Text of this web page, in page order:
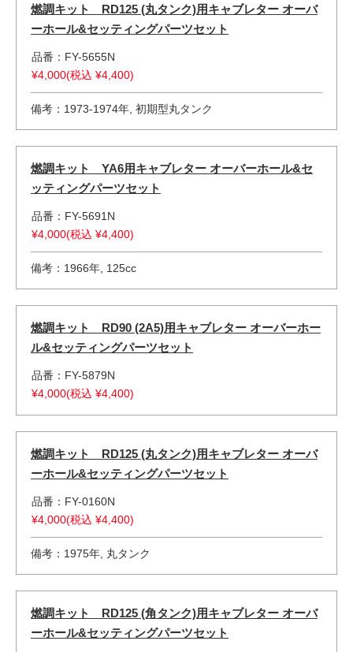
燃調キット RD125 (丸タンク)用キャブレター オーバ
ーホール&セッティングパーツセット
品番：FY-5655N
¥4,000(税込 ¥4,400)
備考：1973-1974年, 初期型丸タンク
燃調キット YA6用キャブレター オーバーホール&セ
ッティングパーツセット
品番：FY-5691N
¥4,000(税込 ¥4,400)
備考：1966年, 125cc
燃調キット RD90 (2A5)用キャブレター オーバーホー
ル&セッティングパーツセット
品番：FY-5879N
¥4,000(税込 ¥4,400)
燃調キット RD125 (丸タンク)用キャブレター オーバ
ーホール&セッティングパーツセット
品番：FY-0160N
¥4,000(税込 ¥4,400)
備考：1975年, 丸タンク
燃調キット RD125 (角タンク)用キャブレター オーバ
ーホール&セッティングパーツセット